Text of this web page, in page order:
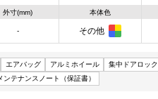
外寸(mm)
-
本体色
その他
エアバッグ アルミホイール
集中ドアロック
ンテナンスノート（保証書）